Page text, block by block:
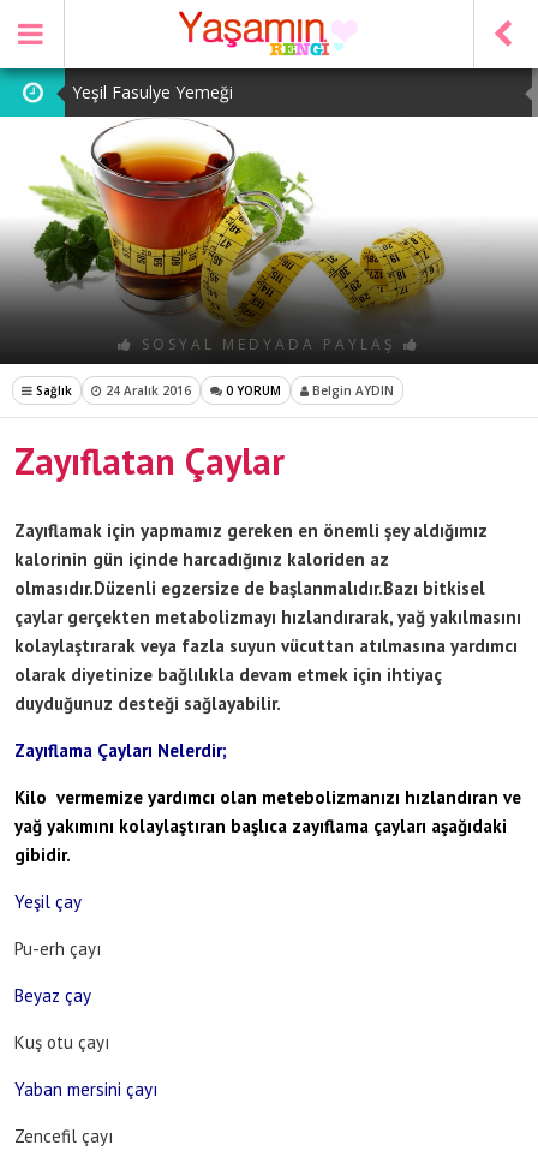
Yeşil Fasulye Yemeği
Patates Kavurması
Şeker Pare
Yeşil Mercimek Yemeği
Tarhana Çorbası
SOSYAL MEDYADA PAYLAŞ
Sağlık 24 Aralık 2016 0 YORUM Belgin AYDIN
Zayıflatan Çaylar
Zayıflamak için yapmamız gereken en önemli şey aldığımız
kalorinin gün içinde harcadığınız kaloriden az
olmasıdır.Düzenli egzersize de başlanmalıdır.Bazı bitkisel
çaylar gerçekten metabolizmayı hızlandırarak, yağ yakılmasını
kolaylaştırarak veya fazla suyun vücuttan atılmasına yardımcı
olarak diyetinize bağlılıkla devam etmek için ihtiyaç
duyduğunuz desteği sağlayabilir.
Zayıflama Çayları Nelerdir;
Kilo vermemize yardımcı olan metebolizmanızı hızlandıran ve
yağ yakımını kolaylaştıran başlıca zayıflama çayları aşağıdaki
gibidir.
Yeşil çay
Pu-erh çayı
Beyaz çay
Kuş otu çayı
Yaban mersini çayı
Zencefil çayı